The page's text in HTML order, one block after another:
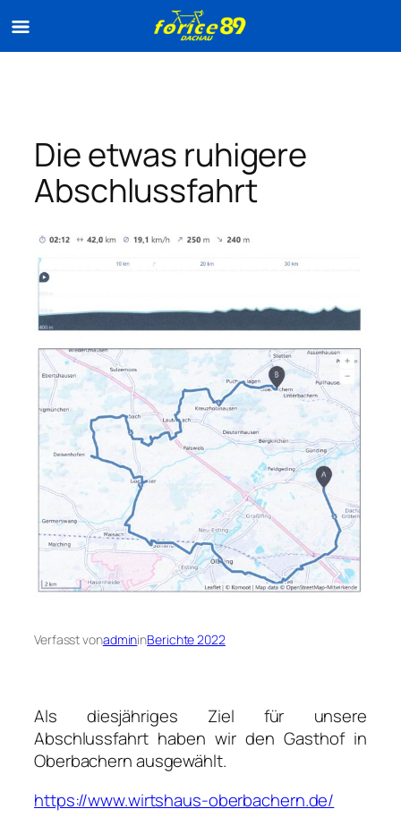
Die etwas ruhigere
Abschlussfahrt
Verfasst vonadmininBerichte 2022
Als diesjähriges Ziel für unsere
Abschlussfahrt haben wir den Gasthof in
Oberbachern ausgewählt.
https://www.wirtshaus-oberbachern.de/